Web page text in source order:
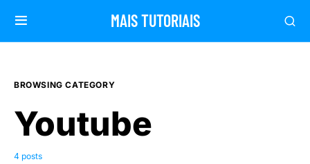
MAIS TUTORIAIS
BROWSING CATEGORY
Youtube
4 posts